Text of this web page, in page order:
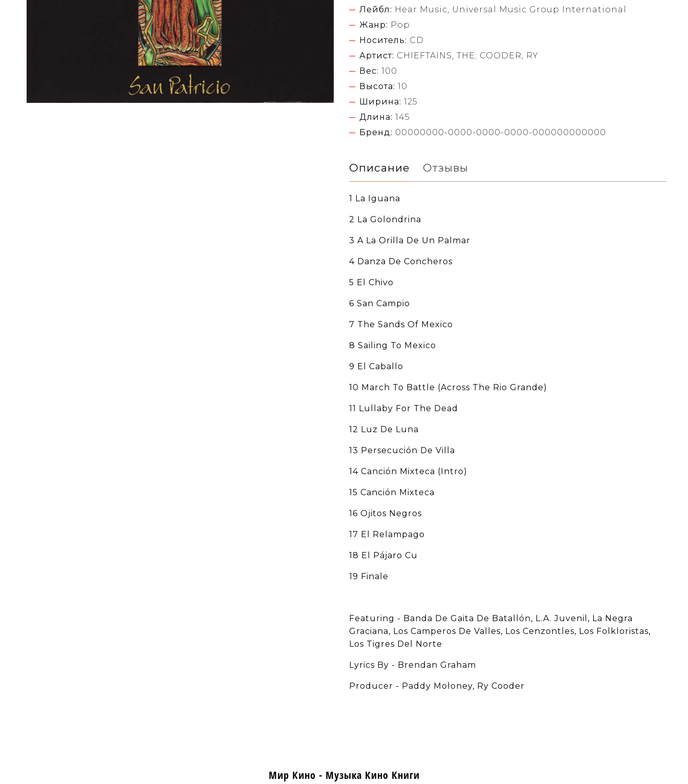
Лейбл: Hear Music, Universal Music Group International
Жанр: Pop
Носитель: CD
Артист: CHIEFTAINS, THE; COODER, RY
Вес: 100
Высота: 10
Ширина: 125
Длина: 145
Бренд: 00000000-0000-0000-0000-000000000000
Описание Отзывы
1 La Iguana
2 La Golondrina
3 A La Orilla De Un Palmar
4 Danza De Concheros
5 El Chivo
6 San Campio
7 The Sands Of Mexico
8 Sailing To Mexico
9 El Caballo
10 March To Battle (Across The Rio Grande)
11 Lullaby For The Dead
12 Luz De Luna
13 Persecución De Villa
14 Canción Mixteca (Intro)
15 Canción Mixteca
16 Ojitos Negros
17 El Relampago
18 El Pájaro Cu
19 Finale
Featuring - Banda De Gaita De Batallón, L.A. Juvenil, La Negra
Graciana, Los Camperos De Valles, Los Cenzontles, Los Folkloristas,
Los Tigres Del Norte
Lyrics By - Brendan Graham
Producer - Paddy Moloney, Ry Cooder
Мир Кино - Музыка Кино Книги